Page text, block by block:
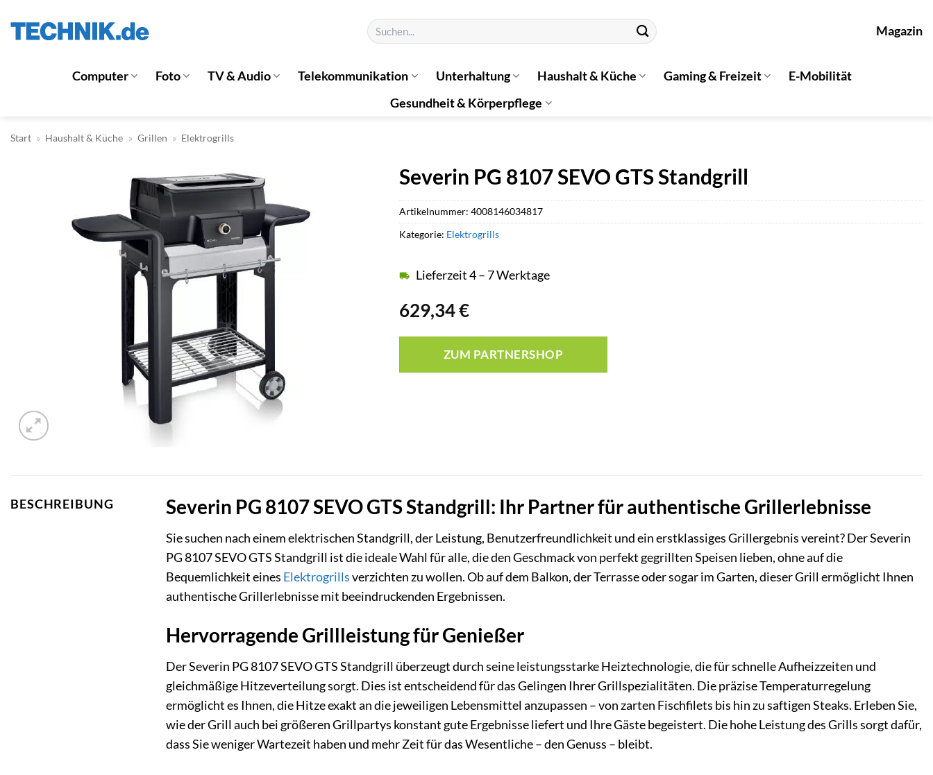
Inhalt
Suchen
nach:
Magazin
Computer Foto TV & Audio Telekommunikation Unterhaltung Haushalt & Küche Gaming & Freizeit
E-Mobilität
Gesundheit & Körperpflege
Start » Haushalt & Küche » Grillen » Elektrogrills
Severin PG 8107 SEVO GTS Standgrill
629,34€
Lieferzeit 4 – 7 Werktage
ZUM PARTNERSHOP
Artikelnummer: 4008146034817
Kategorie: Elektrogrills
BESCHREIBUNG Severin PG 8107 SEVO GTS Standgrill: Ihr Partner für authentische Grillerlebnisse
Sie suchen nach einem elektrischen Standgrill, der Leistung, Benutzerfreundlichkeit und ein erstklassiges Grillergebnis vereint? Der Severin
PG 8107 SEVO GTS Standgrill ist die ideale Wahl für alle, die den Geschmack von perfekt gegrillten Speisen lieben, ohne auf die
Bequemlichkeit eines Elektrogrillsverzichten zu wollen. Ob auf dem Balkon, der Terrasse oder sogar im Garten, dieser Grill ermöglicht Ihnen
authentische Grillerlebnisse mit beeindruckenden Ergebnissen.
Hervorragende Grillleistung für Genießer
Der Severin PG 8107 SEVO GTS Standgrill überzeugt durch seine leistungsstarke Heiztechnologie, die für schnelle Aufheizzeiten und
gleichmäßige Hitzeverteilung sorgt. Dies ist entscheidend für das Gelingen Ihrer Grillspezialitäten. Die präzise Temperaturregelung
ermöglicht es Ihnen, die Hitze exakt an die jeweiligen Lebensmittel anzupassen – von zarten Fischfilets bis hin zu saftigen Steaks. Erleben Sie,
wie der Grill auch bei größeren Grillpartys konstant gute Ergebnisse liefert und Ihre Gäste begeistert. Die hohe Leistung des Grills sorgt dafür,
dass Sie weniger Wartezeit haben und mehr Zeit für das Wesentliche – den Genuss – bleibt.